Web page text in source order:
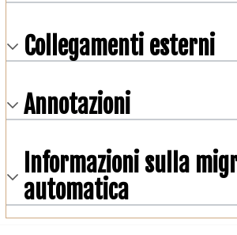
Collegamenti esterni
Annotazioni
Informazioni sulla
automatica